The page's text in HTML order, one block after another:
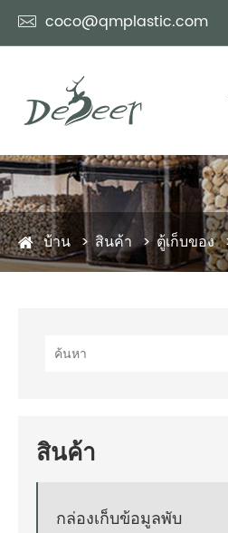
 coco@qmplastic.com
บ้าน สินค้า ตู้เก็บของ
สินค้า
กล่องเก็บข้อมูลพับ